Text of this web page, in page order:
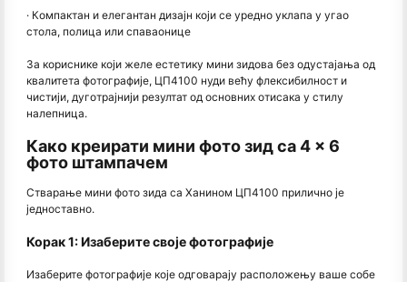
· Компактан и елегантан дизајн који се уредно уклапа у угао
стола, полица или спаваонице
За кориснике који желе естетику мини зидова без одустајања од
квалитета фотографије, ЦП4100 нуди већу флексибилност и
чистији, дуготрајнији резултат од основних отисака у стилу
налепница.
Како креирати мини фото зид са 4 × 6
фото штампачем
Стварање мини фото зида са Ханином ЦП4100 прилично је
једноставно.
Корак 1: Изаберите своје фотографије
Изаберите фотографије које одговарају расположењу ваше собе